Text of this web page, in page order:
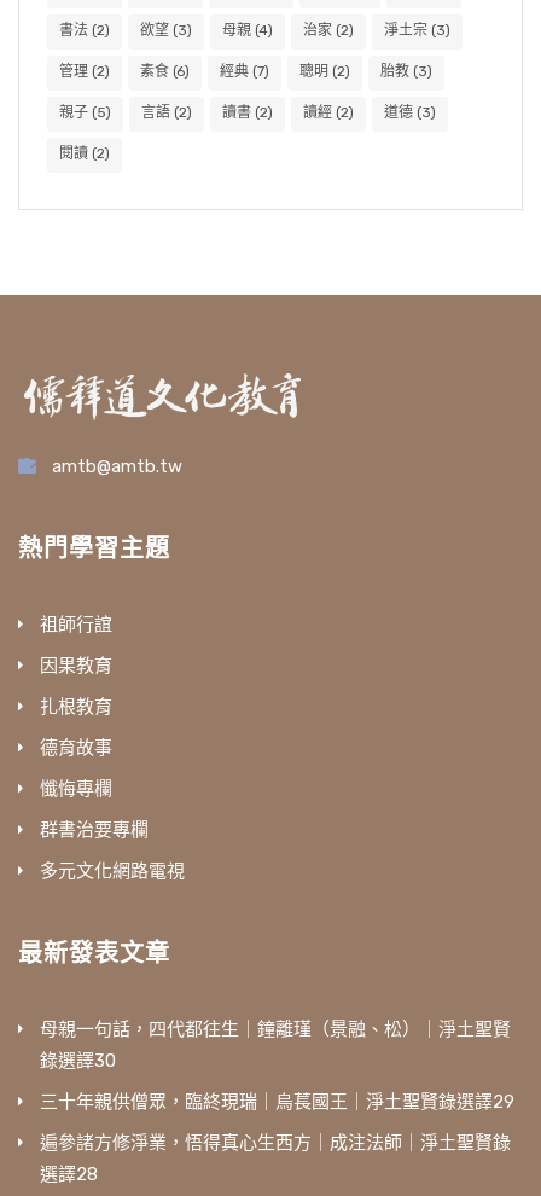
書法 (2) 欲望 (3) 母親 (4) 治家 (2) 淨土宗 (3)
管理 (2) 素食 (6) 經典 (7) 聰明 (2) 胎教 (3)
親子 (5) 言語 (2) 讀書 (2) 讀經 (2) 道德 (3)
閱讀 (2)
amtb@amtb.tw
熱門學習主題
祖師行誼
因果教育
扎根教育
德育故事
懺悔專欄
群書治要專欄
多元文化網路電視
最新發表文章
母親一句話，四代都往生｜鐘離瑾（景融、松）｜淨土聖賢
錄選譯30
三十年親供僧眾，臨終現瑞｜烏萇國王｜淨土聖賢錄選譯29
遍參諸方修淨業，悟得真心生西方｜成注法師｜淨土聖賢錄
選譯28